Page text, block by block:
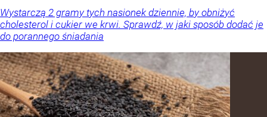
Wystarczą 2 gramy tych nasionek dziennie, by obniżyć
cholesterol i cukier we krwi. Sprawdź, w jaki sposób dodać je
do porannego śniadania